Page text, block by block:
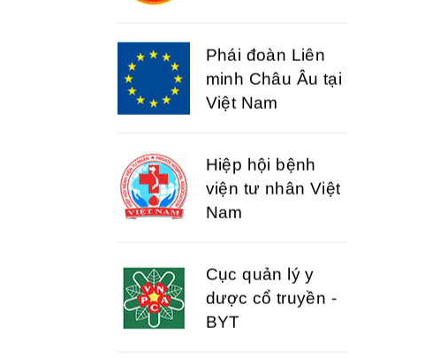
Phái đoàn Liên
minh Châu Âu tại
Việt Nam
Hiệp hội bệnh
viện tư nhân Việt
Nam
Cục quản lý y
dược cổ truyền -
BYT